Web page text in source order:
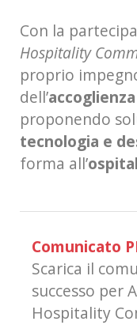
Con la
Hospitality
proprio
dell’
proponendo
tecnologia e
forma all’
Comunicato
Scarica il
successo per
Hospitality